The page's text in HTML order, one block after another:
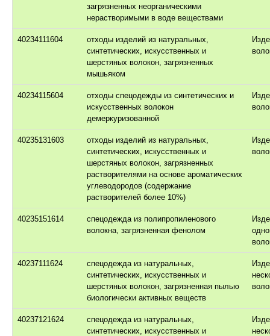
загрязненных неорганическими
нерастворимыми в воде веществами
40234111604
отходы изделий из натуральных,
синтетических, искусственных и
шерстяных волокон, загрязненных
мышьяком
40234115604
отходы спецодежды из синтетических и
искусственных волокон
демеркуризованной
40235131603
отходы изделий из натуральных,
синтетических, искусственных и
шерстяных волокон, загрязненных
растворителями на основе ароматических
углеводородов (содержание
растворителей более 10%)
40235151614
спецодежда из полипропиленового
волокна, загрязненная фенолом
40237111624
спецодежда из натуральных,
синтетических, искусственных и
шерстяных волокон, загрязненная пылью
биологически активных веществ
40237121624
спецодежда из натуральных,
синтетических, искусственных и